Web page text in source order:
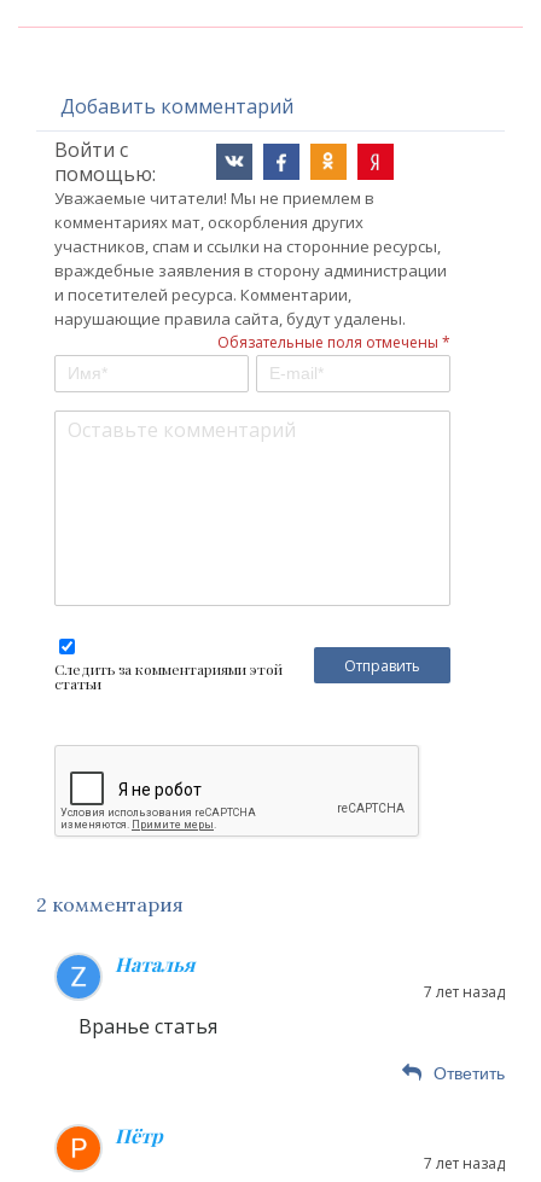
Добавить комментарий
Войти с
помощью:
Уважаемые читатели! Мы не приемлем в
комментариях мат, оскорбления других
участников, спам и ссылки на сторонние ресурсы,
враждебные заявления в сторону администрации
и посетителей ресурса. Комментарии,
нарушающие правила сайта, будут удалены.
Обязательные поля отмечены *
Следить за комментариями этой
статьи
2 комментария
Наталья
7 лет назад
Вранье статья
Ответить
Пётр
7 лет назад